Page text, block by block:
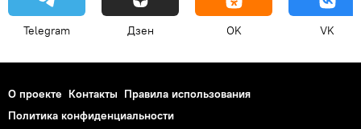
Telegram Дзен OK VK
О проекте Контакты Правила использования
Политика конфиденциальности